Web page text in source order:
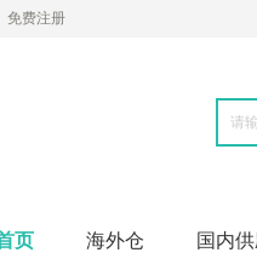
免费注册
页 海外仓 国内